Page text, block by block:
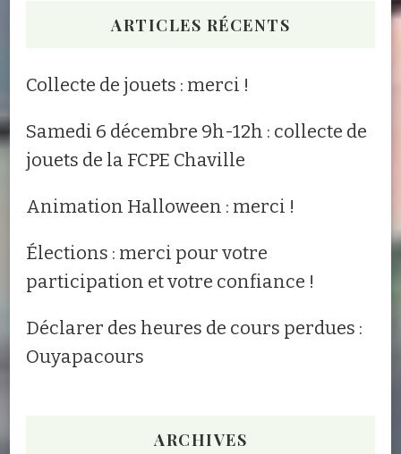
ARTICLES RÉCENTS
Collecte de jouets : merci !
Samedi 6 décembre 9h-12h : collecte de
jouets de la FCPE Chaville
Animation Halloween : merci !
Élections : merci pour votre
participation et votre confiance !
Déclarer des heures de cours perdues :
Ouyapacours
ARCHIVES